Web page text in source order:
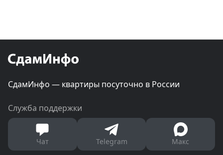
СдамИнфо — квартиры посуточно в России
Служба поддержки
Чат Telegram Макс